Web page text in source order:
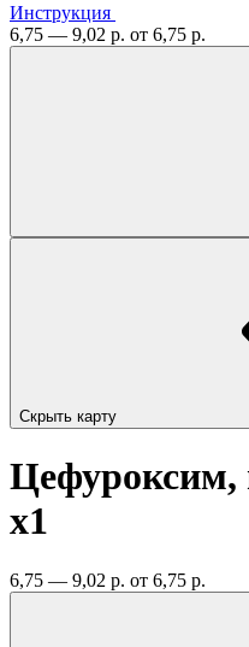
Инструкция
6,75 — 9,02 р. от 6,75 р.
Скрыть карту
Цефуроксим,
x1
6,75 — 9,02 р. от 6,75 р.